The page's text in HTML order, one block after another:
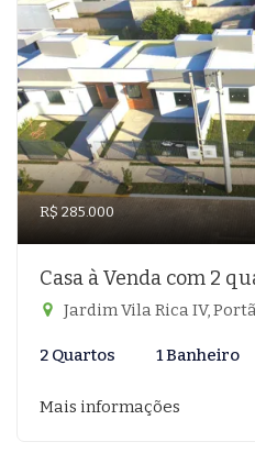
R$ 285.000
Casa à Venda com 2
Jardim Vila Rica IV,
2 Quartos 1 Banheiro
Mais informações